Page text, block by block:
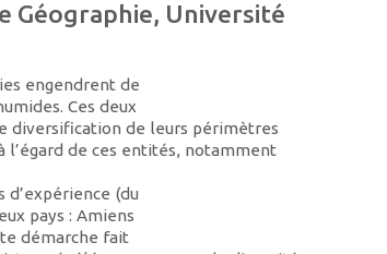
Géographie, Université
engendrent de
Ces deux
diversification de leurs périmètres
l’égard de ces entités, notamment
(du
pays : Amiens
démarche fait